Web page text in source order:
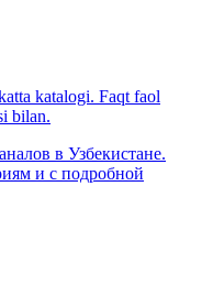
katalogi. Faqt faol
bilan.
в Узбекистане.
и с подробной